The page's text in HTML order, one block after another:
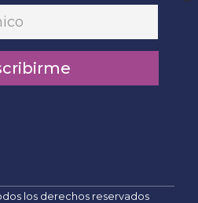
los derechos reservados